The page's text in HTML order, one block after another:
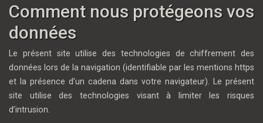
Comment nous protégeons vos
données
Le présent site utilise des technologies de chiffrement des
données lors de la navigation (identifiable par les mentions https
et la présence d’un cadena dans votre navigateur). Le présent
site utilise des technologies visant à limiter les risques
d’intrusion.